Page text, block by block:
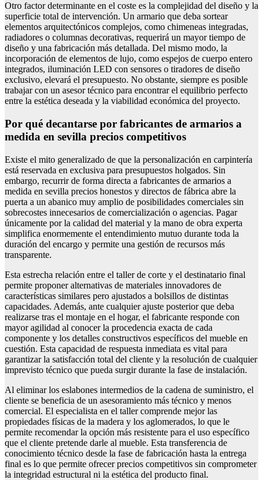
Otro factor determinante en el coste es la complejidad del diseño y la
superficie total de intervención. Un armario que deba sortear
elementos arquitectónicos complejos, como chimeneas integradas,
radiadores o columnas decorativas, requerirá un mayor tiempo de
diseño y una fabricación más detallada. Del mismo modo, la
incorporación de elementos de lujo, como espejos de cuerpo entero
integrados, iluminación LED con sensores o tiradores de diseño
exclusivo, elevará el presupuesto. No obstante, siempre es posible
trabajar con un asesor técnico para encontrar el equilibrio perfecto
entre la estética deseada y la viabilidad económica del proyecto.
Por qué decantarse por fabricantes de armarios a
medida en sevilla precios competitivos
Existe el mito generalizado de que la personalización en carpintería
está reservada en exclusiva para presupuestos holgados. Sin
embargo, recurrir de forma directa a fabricantes de armarios a
medida en sevilla precios honestos y directos de fábrica abre la
puerta a un abanico muy amplio de posibilidades comerciales sin
sobrecostes innecesarios de comercialización o agencias. Pagar
únicamente por la calidad del material y la mano de obra experta
simplifica enormemente el entendimiento mutuo durante toda la
duración del encargo y permite una gestión de recursos más
transparente.
Esta estrecha relación entre el taller de corte y el destinatario final
permite proponer alternativas de materiales innovadores de
características similares pero ajustados a bolsillos de distintas
capacidades. Además, ante cualquier ajuste posterior que deba
realizarse tras el montaje en el hogar, el fabricante responde con
mayor agilidad al conocer la procedencia exacta de cada
componente y los detalles constructivos específicos del mueble en
cuestión. Esta capacidad de respuesta inmediata es vital para
garantizar la satisfacción total del cliente y la resolución de cualquier
imprevisto técnico que pueda surgir durante la fase de instalación.
Al eliminar los eslabones intermedios de la cadena de suministro, el
cliente se beneficia de un asesoramiento más técnico y menos
comercial. El especialista en el taller comprende mejor las
propiedades físicas de la madera y los aglomerados, lo que le
permite recomendar la opción más resistente para el uso específico
que el cliente pretende darle al mueble. Esta transferencia de
conocimiento técnico desde la fase de fabricación hasta la entrega
final es lo que permite ofrecer precios competitivos sin comprometer
la integridad estructural ni la estética del producto final.